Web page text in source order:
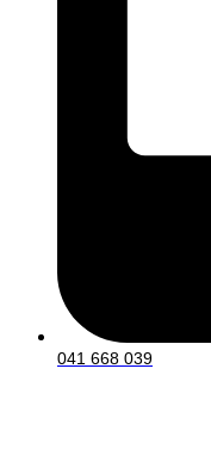
041 668 039